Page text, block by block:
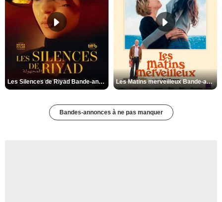
Les Silences de Riyad Bande-annonce VO STFR Les Matins merveilleux Bande-annonce VF
Bandes-annonces à ne pas manquer